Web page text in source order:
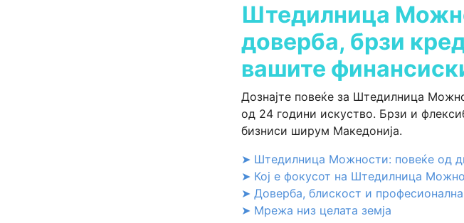
Штедилница
доверба, брзи
вашите
Дознајте повеќе за Штедилница
од 24 години искуство. Брзи и
бизниси ширум Македонија.
➤ Штедилница Можности: повеќе од
➤ Кој е фокусот на Штедилница
➤ Доверба, блискост и
➤ Мрежа низ целата земја